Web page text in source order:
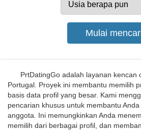
PrtDatingGo adalah layanan kencan
Portugal. Proyek ini membantu memilih
basis data profil yang besar. Kami
pencarian khusus untuk membantu
anggota. Ini memungkinkan Anda
memilih dari berbagai profil, dan